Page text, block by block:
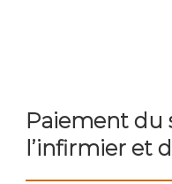
Paiement du
l’infirmier et